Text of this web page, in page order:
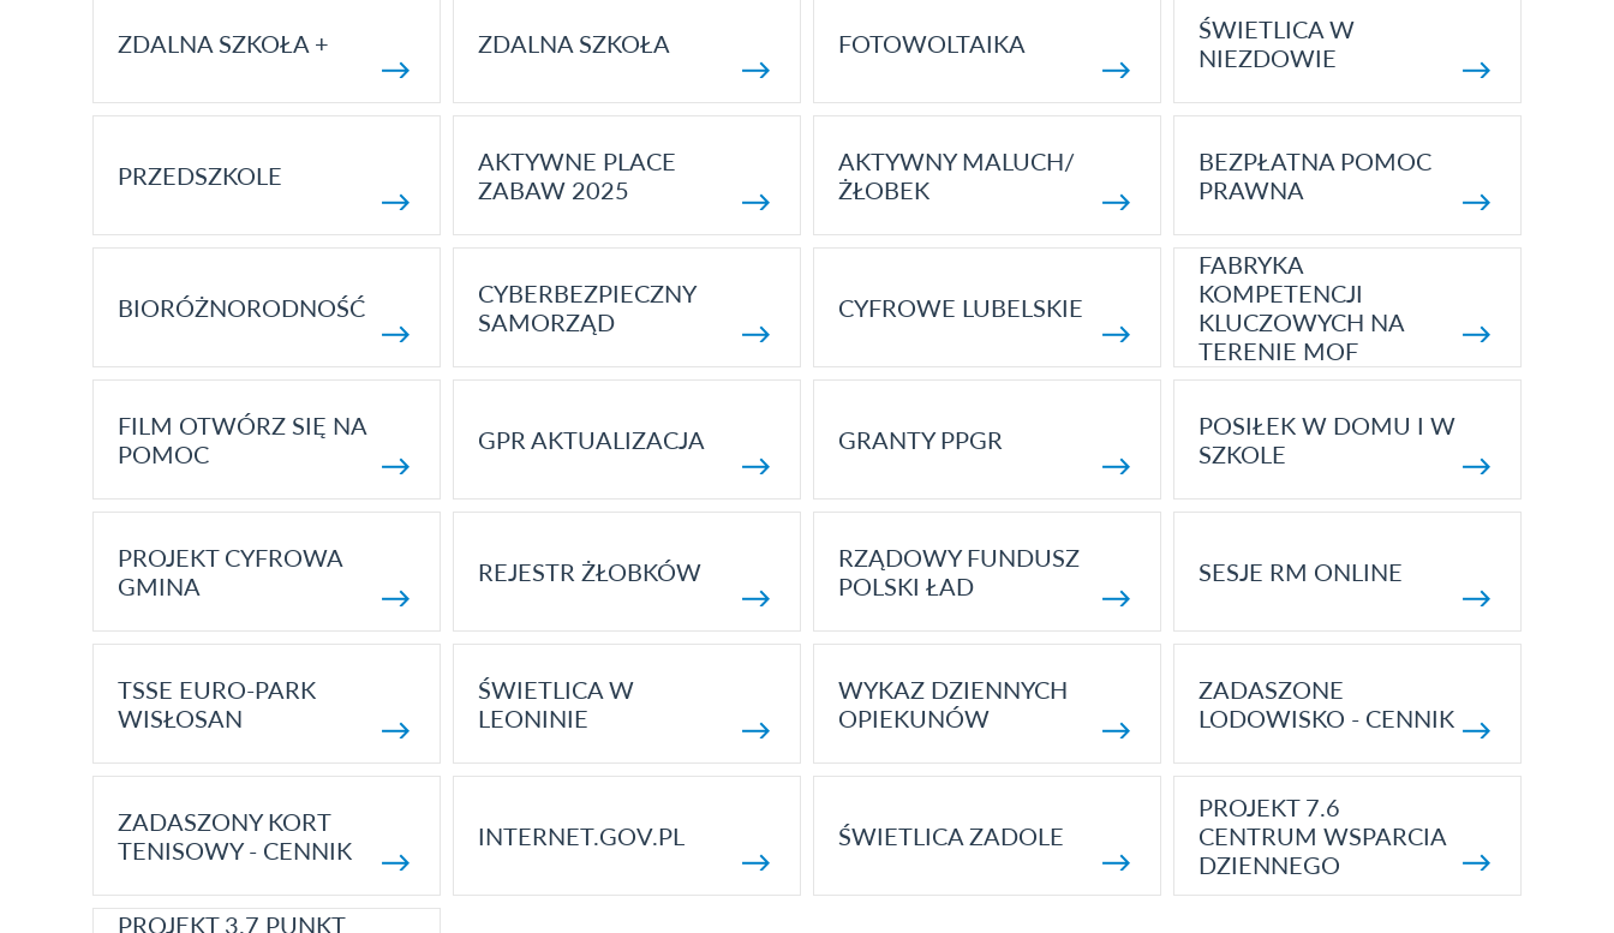
ZDALNA SZKOŁA + ZDALNA SZKOŁA FOTOWOLTAIKA
ŚWIETLICA W
NIEZDOWIE
PRZEDSZKOLE
AKTYWNE PLACE
ZABAW 2025
AKTYWNY MALUCH/
ŻŁOBEK
BEZPŁATNA POMOC
PRAWNA
BIORÓŻNORODNOŚĆ
CYBERBEZPIECZNY
SAMORZĄD
CYFROWE LUBELSKIE
FABRYKA
KOMPETENCJI
KLUCZOWYCH NA
TERENIE MOF
FILM OTWÓRZ SIĘ NA
POMOC
GPR AKTUALIZACJA GRANTY PPGR
POSIŁEK W DOMU I W
SZKOLE
PROJEKT CYFROWA
GMINA
REJESTR ŻŁOBKÓW
RZĄDOWY FUNDUSZ
POLSKI ŁAD
SESJE RM ONLINE
TSSE EURO-PARK
WISŁOSAN
ŚWIETLICA W
LEONINIE
WYKAZ DZIENNYCH
OPIEKUNÓW
ZADASZONE
LODOWISKO - CENNIK
ZADASZONY KORT
TENISOWY - CENNIK
INTERNET.GOV.PL ŚWIETLICA ZADOLE
PROJEKT 7.6
CENTRUM WSPARCIA
DZIENNEGO
PROJEKT 3.7 PUNKT